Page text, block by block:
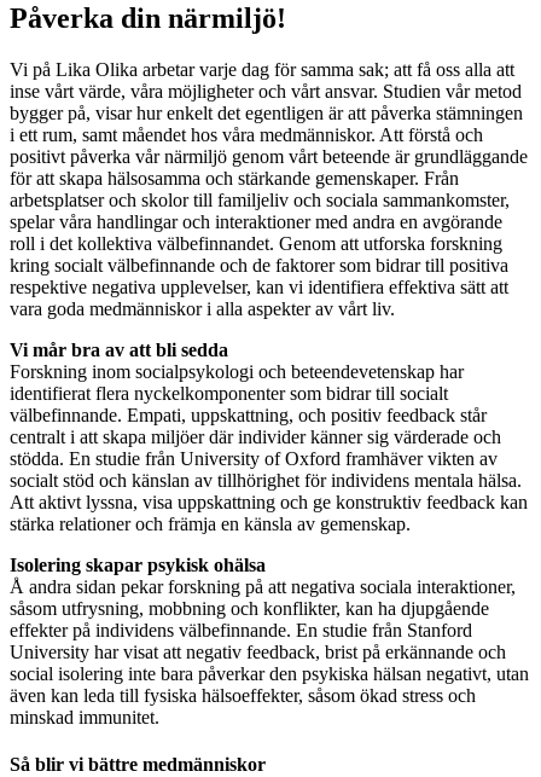
Påverka din närmiljö!
Vi på Lika Olika arbetar varje dag för samma sak; att få oss alla att
inse vårt värde, våra möjligheter och vårt ansvar. Studien vår metod
bygger på, visar hur enkelt det egentligen är att påverka stämningen
i ett rum, samt måendet hos våra medmänniskor. Att förstå och
positivt påverka vår närmiljö genom vårt beteende är grundläggande
för att skapa hälsosamma och stärkande gemenskaper. Från
arbetsplatser och skolor till familjeliv och sociala sammankomster,
spelar våra handlingar och interaktioner med andra en avgörande
roll i det kollektiva välbefinnandet. Genom att utforska forskning
kring socialt välbefinnande och de faktorer som bidrar till positiva
respektive negativa upplevelser, kan vi identifiera effektiva sätt att
vara goda medmänniskor i alla aspekter av vårt liv.
Vi mår bra av att bli sedda
Forskning inom socialpsykologi och beteendevetenskap har
identifierat flera nyckelkomponenter som bidrar till socialt
välbefinnande. Empati, uppskattning, och positiv feedback står
centralt i att skapa miljöer där individer känner sig värderade och
stödda. En studie från University of Oxford framhäver vikten av
socialt stöd och känslan av tillhörighet för individens mentala hälsa.
Att aktivt lyssna, visa uppskattning och ge konstruktiv feedback kan
stärka relationer och främja en känsla av gemenskap.
Isolering skapar psykisk ohälsa
Å andra sidan pekar forskning på att negativa sociala interaktioner,
såsom utfrysning, mobbning och konflikter, kan ha djupgående
effekter på individens välbefinnande. En studie från Stanford
University har visat att negativ feedback, brist på erkännande och
social isolering inte bara påverkar den psykiska hälsan negativt, utan
även kan leda till fysiska hälsoeffekter, såsom ökad stress och
minskad immunitet.
Så blir vi bättre medmänniskor